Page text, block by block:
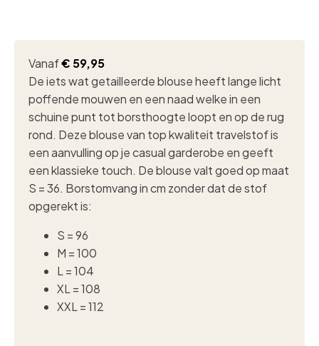
Vanaf€ 59,95
De iets wat getailleerde blouse heeft lange licht
poffende mouwen en een naad welke in een
schuine punt tot borsthoogte loopt en op de rug
rond. Deze blouse van top kwaliteit travelstof is
een aanvulling op je casual garderobe en geeft
een klassieke touch. De blouse valt goed op maat
S = 36. Borstomvang in cm zonder dat de stof
opgerekt is:
S = 96
M = 100
L = 104
XL = 108
XXL = 112